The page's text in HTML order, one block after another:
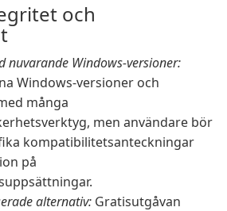
och
nuvarande Windows-versioner:
Windows-versioner och
många
men användare bör
kompatibilitetsanteckningar
på
alternativ: Gratisutgåvan